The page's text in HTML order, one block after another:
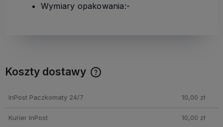
Wymiary opakowania:-
Koszty dostawy
InPost Paczkomaty 24/7 10,00 zł
Kurier InPost 10,00 zł